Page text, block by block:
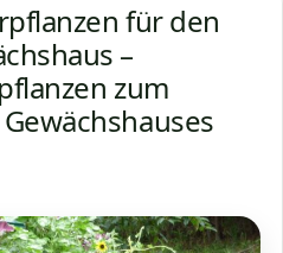
für den
–
zum